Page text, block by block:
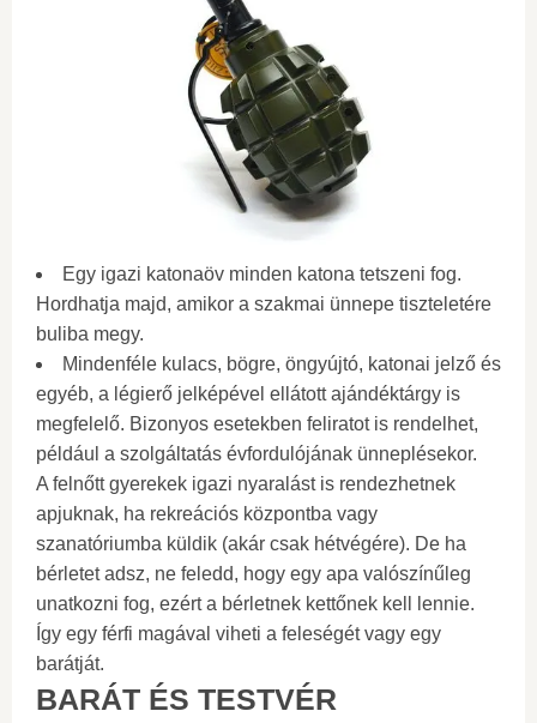
Egy igazi katonaöv minden katona tetszeni fog.
Hordhatja majd, amikor a szakmai ünnepe tiszteletére
buliba megy.
Mindenféle kulacs, bögre, öngyújtó, katonai jelző és
egyéb, a légierő jelképével ellátott ajándéktárgy is
megfelelő. Bizonyos esetekben feliratot is rendelhet,
például a szolgáltatás évfordulójának ünneplésekor.
A felnőtt gyerekek igazi nyaralást is rendezhetnek
apjuknak, ha rekreációs központba vagy
szanatóriumba küldik (akár csak hétvégére). De ha
bérletet adsz, ne feledd, hogy egy apa valószínűleg
unatkozni fog, ezért a bérletnek kettőnek kell lennie.
Így egy férfi magával viheti a feleségét vagy egy
barátját.
BARÁT ÉS TESTVÉR